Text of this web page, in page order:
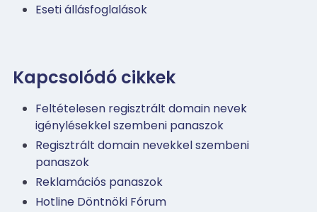
Eseti állásfoglalások
Kapcsolódó cikkek
Feltételesen regisztrált domain nevek
igénylésekkel szembeni panaszok
Regisztrált domain nevekkel szembeni
panaszok
Reklamációs panaszok
Hotline Döntnöki Fórum